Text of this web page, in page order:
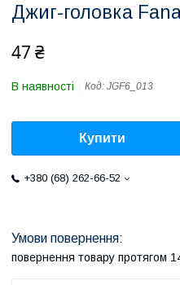
Джиг-головка
47 ₴
В наявності Код: JGF6_013
Купити
+380 (68) 262-66-52
повернення товару протягом